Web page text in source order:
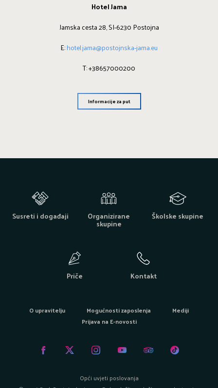
Hotel Jama
Jamska cesta 28, SI-6230 Postojna
E:hotel.jama@postojnska-jama.eu
T: +38657000200
Informacije za put
Susreti i događaji Organizirane
skupine
Školske skupine
Priče Kontakt
O upravitelju Mogućnosti zaposlenja
Mediji
Prijava na E-novosti
Opći uvjeti poslovanja